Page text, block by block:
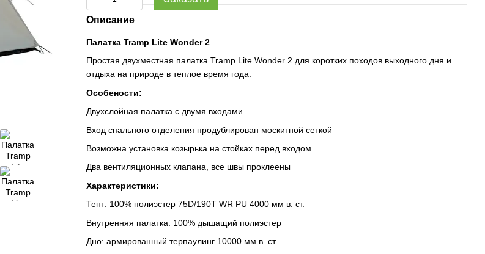
Описание
Палатка Tramp Lite Wonder 2
Простая двухместная палатка Tramp Lite Wonder 2 для коротких походов выходного дня и
отдыха на природе в теплое время года.
Особености:
Двухслойная палатка с двумя входами
Вход спального отделения продублирован москитной сеткой
Возможна установка козырька на стойках перед входом
Два вентиляционных клапана, все швы проклеены
Характеристики:
Тент: 100% полиэстер 75D/190T WR PU 4000 мм в. ст.
Внутренняя палатка: 100% дышащий полиэстер
Дно: армированный терпаулинг 10000 мм в. ст.